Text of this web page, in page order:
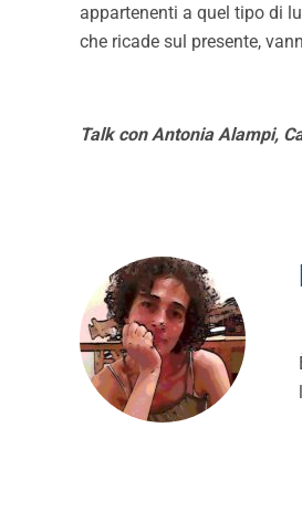
appartenenti a quel tipo di
che ricade sul presente,
Talk con Antonia Alampi,